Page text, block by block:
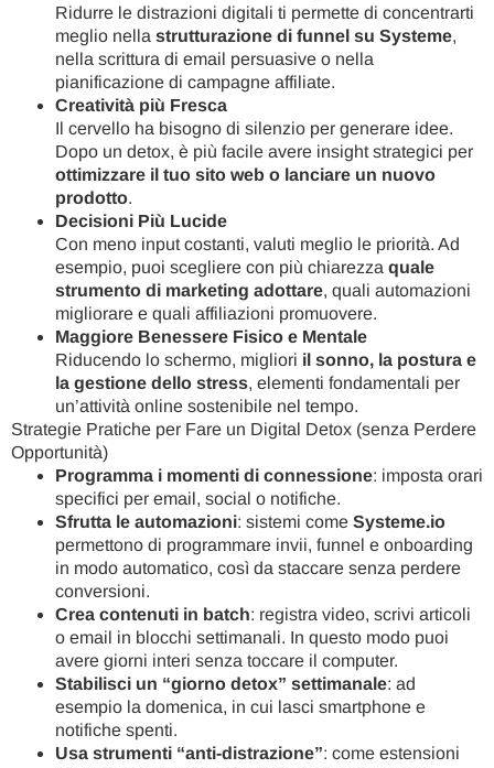
Ridurre le distrazioni digitali ti permette di concentrarti
meglio nella strutturazione di funnel su Systeme,
nella scrittura di email persuasive o nella
pianificazione di campagne affiliate.
Creatività più Fresca
Il cervello ha bisogno di silenzio per generare idee.
Dopo un detox, è più facile avere insight strategici per
ottimizzare il tuo sito web o lanciare un nuovo
prodotto.
Decisioni Più Lucide
Con meno input costanti, valuti meglio le priorità. Ad
esempio, puoi scegliere con più chiarezza quale
strumento di marketing adottare, quali automazioni
migliorare e quali affiliazioni promuovere.
Maggiore Benessere Fisico e Mentale
Riducendo lo schermo, migliori il sonno, la postura e
la gestione dello stress, elementi fondamentali per
un’attività online sostenibile nel tempo.
Strategie Pratiche per Fare un Digital Detox (senza Perdere
Opportunità)
Programma i momenti di connessione: imposta orari
specifici per email, social o notifiche.
Sfrutta le automazioni: sistemi come Systeme.io
permettono di programmare invii, funnel e onboarding
in modo automatico, così da staccare senza perdere
conversioni.
Crea contenuti in batch: registra video, scrivi articoli
o email in blocchi settimanali. In questo modo puoi
avere giorni interi senza toccare il computer.
Stabilisci un “giorno detox” settimanale: ad
esempio la domenica, in cui lasci smartphone e
notifiche spenti.
Usa strumenti “anti-distrazione”: come estensioni